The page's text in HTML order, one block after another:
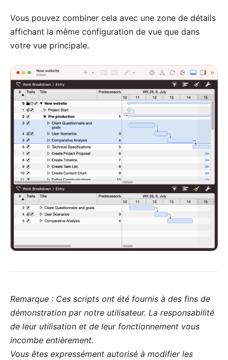
Vous pouvez combiner cela avec une zone de détails
affichant la même configuration de vue que dans
votre vue principale.
Remarque : Ces scripts ont été fournis à des fins de
démonstration par notre utilisateur. La responsabilité
de leur utilisation et de leur fonctionnement vous
incombe entièrement.
Vous êtes expressément autorisé à modifier les